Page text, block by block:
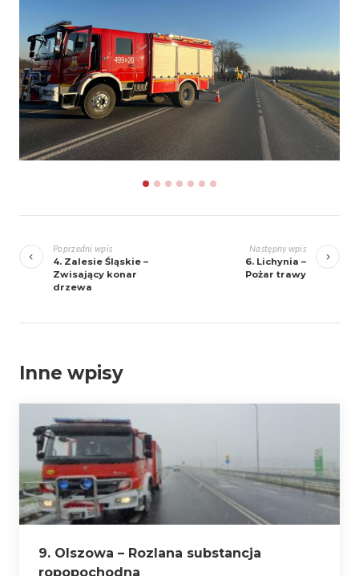
wpisyPoprzedni wpis
4. Zalesie Śląskie –
Zwisający konar
drzewa
Następny wpis
6. Lichynia –
Pożar trawy
Inne wpisy
9. Olszowa – Rozlana substancja
ropopochodna